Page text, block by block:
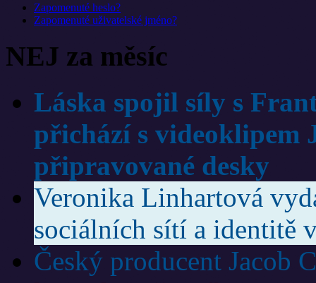
Zapomenuté heslo?
Zapomenuté uživatelské jméno?
NEJ za měsíc
Láska spojil síly s
přichází s videoklipem
připravované desky
Veronika Linhartová
sociálních sítí a identitě
Český producent Jacob